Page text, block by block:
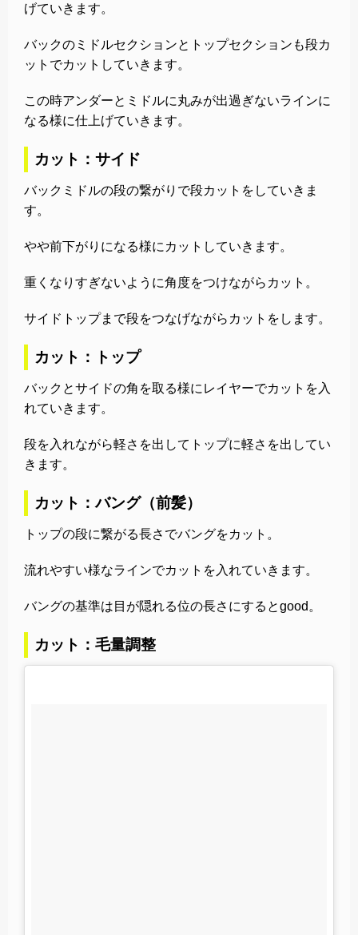
げていきます。
バックのミドルセクションとトップセクションも段カ
ットでカットしていきます。
この時アンダーとミドルに丸みが出過ぎないラインに
なる様に仕上げていきます。
カット：サイド
バックミドルの段の繋がりで段カットをしていきま
す。
やや前下がりになる様にカットしていきます。
重くなりすぎないように角度をつけながらカット。
サイドトップまで段をつなげながらカットをします。
カット：トップ
バックとサイドの角を取る様にレイヤーでカットを入
れていきます。
段を入れながら軽さを出してトップに軽さを出してい
きます。
カット：バング（前髪）
トップの段に繋がる長さでバングをカット。
流れやすい様なラインでカットを入れていきます。
バングの基準は目が隠れる位の長さにするとgood。
カット：毛量調整